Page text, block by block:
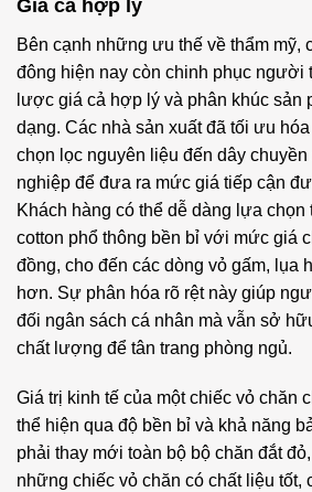
Giá cả hợp lý
Bên cạnh những ưu thế về thẩm mỹ,
đông hiện nay còn chinh phục người
lược giá cả hợp lý và phân khúc sản
dạng. Các nhà sản xuất đã tối ưu
chọn lọc nguyên liệu đến dây chuyền
nghiệp để đưa ra mức giá tiếp cận
Khách hàng có thể dễ dàng lựa
cotton phổ thông bền bỉ với mức giá
đồng, cho đến các dòng vỏ gấm, lụa
hơn. Sự phân hóa rõ rệt này giúp
đối ngân sách cá nhân mà vẫn sở
chất lượng để tân trang phòng ngủ.
Giá trị kinh tế của một chiếc vỏ chăn
thể hiện qua độ bền bỉ và khả năng
phải thay mới toàn bộ bộ chăn đắt
những chiếc vỏ chăn có chất liệu tốt,